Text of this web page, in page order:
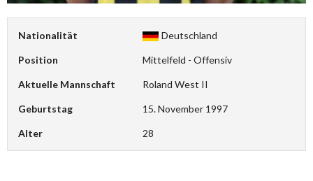
Nationalität Deutschland
Position Mittelfeld - Offensiv
Aktuelle Mannschaft Roland West II
Geburtstag 15. November 1997
Alter 28